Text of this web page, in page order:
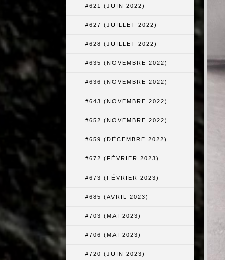
#621 (JUIN 2022)
#627 (JUILLET 2022)
#628 (JUILLET 2022)
#635 (NOVEMBRE 2022)
#636 (NOVEMBRE 2022)
#643 (NOVEMBRE 2022)
#652 (NOVEMBRE 2022)
#659 (DÉCEMBRE 2022)
#672 (FÉVRIER 2023)
#673 (FÉVRIER 2023)
#685 (AVRIL 2023)
#703 (MAI 2023)
#706 (MAI 2023)
#720 (JUIN 2023)